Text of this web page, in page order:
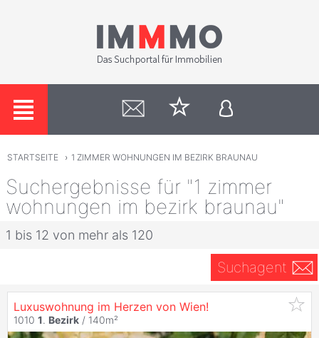
STARTSEITE › 1 ZIMMER WOHNUNGEN IM BEZIRK BRAUNAU
Suchergebnisse für "1 zimmer
wohnungen im bezirk braunau"
1 bis 12 von mehr als 120
Suchagent
Luxuswohnung im Herzen von Wien!
1010 1. Bezirk / 140m²